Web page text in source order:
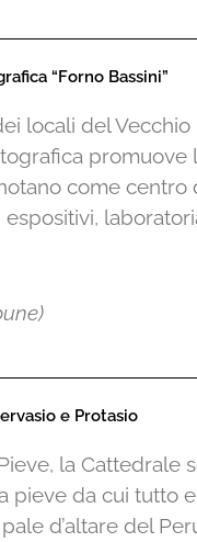
“Forno Bassini”
locali del
promuove
come
espositivi,
e Protasio
la Cattedrale
pieve da cui tutto
d’altare del